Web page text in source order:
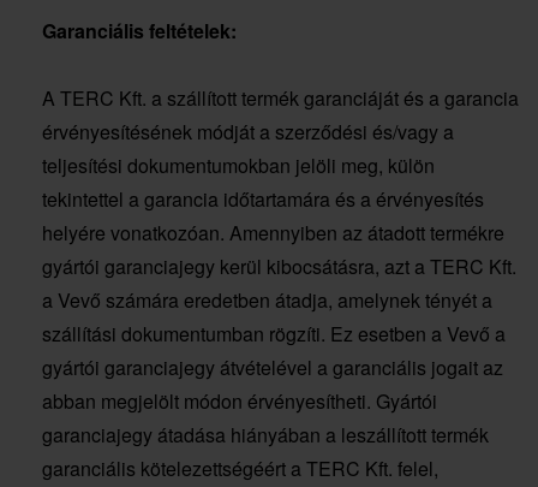
Garanciális feltételek:
A TERC Kft. a szállított termék garanciáját és a garancia
érvényesítésének módját a szerződési és/vagy a
teljesítési dokumentumokban jelöli meg, külön
tekintettel a garancia időtartamára és a érvényesítés
helyére vonatkozóan. Amennyiben az átadott termékre
gyártói garanciajegy kerül kibocsátásra, azt a TERC Kft.
a Vevő számára eredetben átadja, amelynek tényét a
szállítási dokumentumban rögzíti. Ez esetben a Vevő a
gyártói garanciajegy átvételével a garanciális jogait az
abban megjelölt módon érvényesítheti. Gyártói
garanciajegy átadása hiányában a leszállított termék
garanciális kötelezettségéért a TERC Kft. felel,